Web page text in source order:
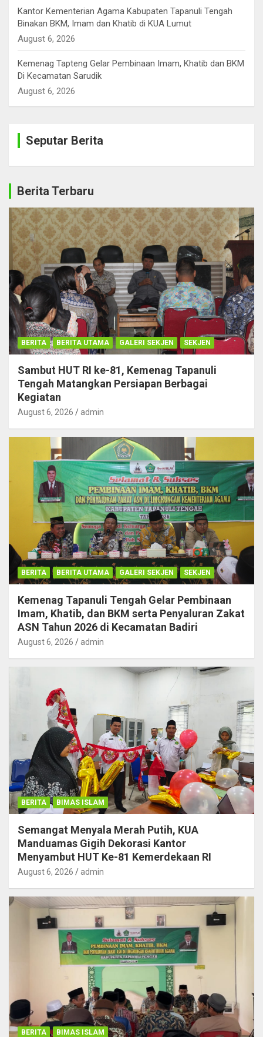
Kantor Kementerian Agama Kabupaten Tapanuli Tengah
Binakan BKM, Imam dan Khatib di KUA Lumut
August 6, 2026
Kemenag Tapteng Gelar ‎Pembinaan Imam, Khatib dan BKM
‎Di Kecamatan Sarudik
August 6, 2026
Seputar Berita
Berita Terbaru
BERITA BERITA UTAMA GALERI SEKJEN SEKJEN
Sambut HUT RI ke-81, Kemenag Tapanuli
Tengah Matangkan Persiapan Berbagai
Kegiatan
August 6, 2026 admin
BERITA BERITA UTAMA GALERI SEKJEN SEKJEN
Kemenag Tapanuli Tengah Gelar Pembinaan
Imam, Khatib, dan BKM serta Penyaluran Zakat
ASN Tahun 2026 di Kecamatan Badiri
August 6, 2026 admin
BERITA BIMAS ISLAM
Semangat Menyala Merah Putih, KUA
Manduamas Gigih Dekorasi Kantor
Menyambut HUT Ke-81 Kemerdekaan RI
August 6, 2026 admin
BERITA BIMAS ISLAM